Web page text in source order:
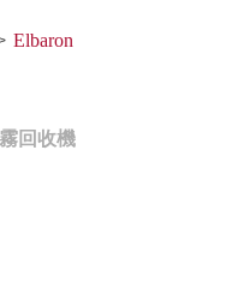
Elbaron
回收機